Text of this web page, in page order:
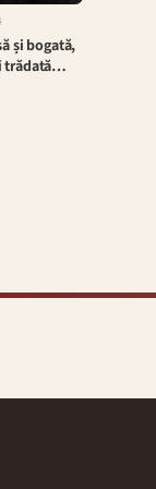
și bogată,
trădată…